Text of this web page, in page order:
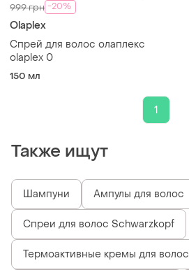
999 грн -20%
Olaplex
Спрей для волос олаплекс
olaplex 0
150 мл
1
Также ищут
Шампуни Ампулы для волос
Спреи для волос Schwarzkopf
Термоактивные кремы для волос